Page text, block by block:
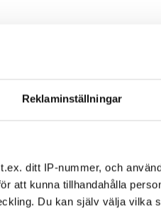
Reklaminställningar
ditt IP-nummer, och
att kunna tillhandahålla
Du kan själv välja vilka